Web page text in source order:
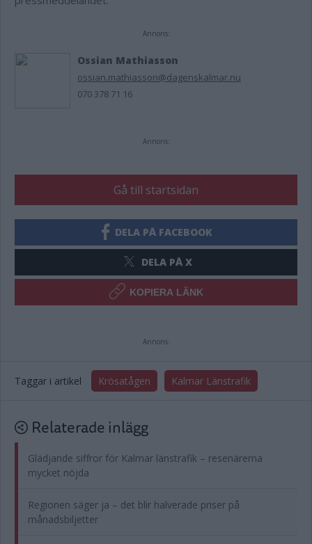
Annons:
Ossian Mathiasson
ossian.mathiasson@dagenskalmar.nu
070 378 71 16
Annons:
Gå till startsidan
DELA PÅ FACEBOOK
DELA PÅ X
KOPIERA LÄNK
Annons:
Taggar i artikel Krösatågen Kalmar Länstrafik
Relaterade inlägg
Glädjande siffror för Kalmar länstrafik – resenärerna
mycket nöjda
Regionen säger ja – det blir halverade priser på
månadsbiljetter